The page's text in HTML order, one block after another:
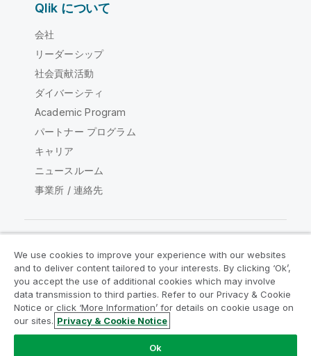
Qlik について
会社
リーダーシップ
社会貢献活動
ダイバーシティ
Academic Program
パートナー プログラム
キャリア
ニュースルーム
事業所 / 連絡先
Qlik コミュニティ
法的契約 製品規約
Legal Policies
リーガルポリシー
利用規約
Do Not Share My Info
We use cookies to improve your experience with our websites
and to deliver content tailored to your interests. By clicking ‘Ok’,
you accept the use of additional cookies which may involve
data transmission to third parties. Refer to our Privacy & Cookie
Notice or click ‘More Information’ for details on cookie usage on
our sites. Privacy & Cookie Notice
Ok